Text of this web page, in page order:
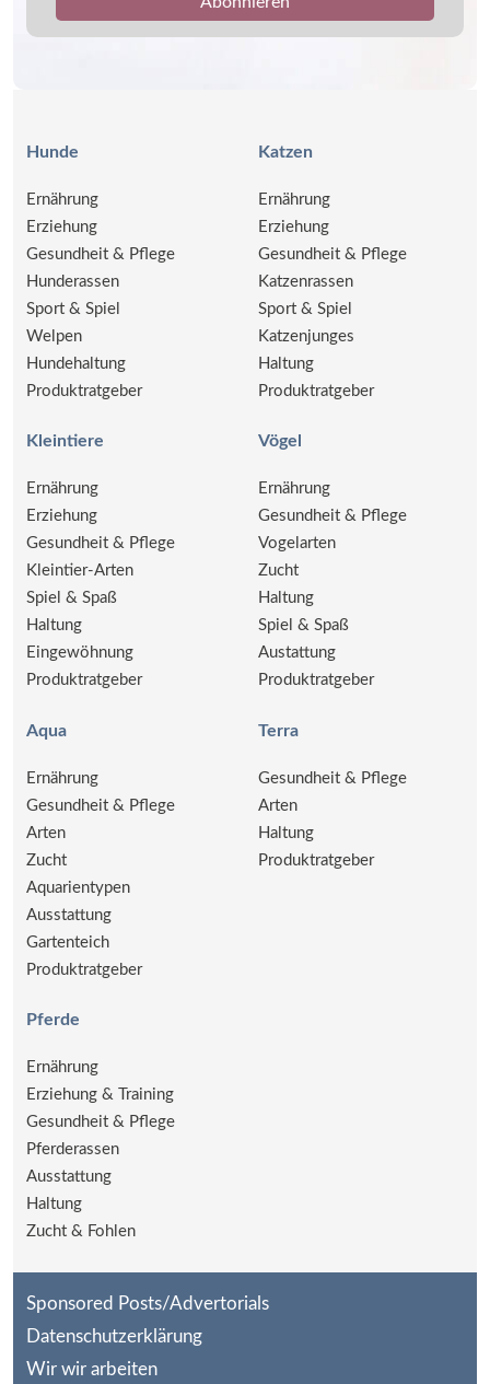
Hunde
Ernährung
Erziehung
Gesundheit & Pflege
Hunderassen
Sport & Spiel
Welpen
Hundehaltung
Produktratgeber
Katzen
Ernährung
Erziehung
Gesundheit & Pflege
Katzenrassen
Sport & Spiel
Katzenjunges
Haltung
Produktratgeber
Kleintiere
Ernährung
Erziehung
Gesundheit & Pflege
Kleintier-Arten
Spiel & Spaß
Haltung
Eingewöhnung
Produktratgeber
Vögel
Ernährung
Gesundheit & Pflege
Vogelarten
Zucht
Haltung
Spiel & Spaß
Austattung
Produktratgeber
Aqua
Ernährung
Gesundheit & Pflege
Arten
Zucht
Aquarientypen
Ausstattung
Gartenteich
Produktratgeber
Terra
Gesundheit & Pflege
Arten
Haltung
Produktratgeber
Pferde
Ernährung
Erziehung & Training
Gesundheit & Pflege
Pferderassen
Ausstattung
Haltung
Zucht & Fohlen
Sponsored Posts/Advertorials
Datenschutzerklärung
Wir wir arbeiten